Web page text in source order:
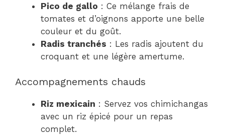
Pico de gallo : Ce mélange frais de
tomates et d’oignons apporte une belle
couleur et du goût.
Radis tranchés : Les radis ajoutent du
croquant et une légère amertume.
Accompagnements chauds
Riz mexicain : Servez vos chimichangas
avec un riz épicé pour un repas
complet.